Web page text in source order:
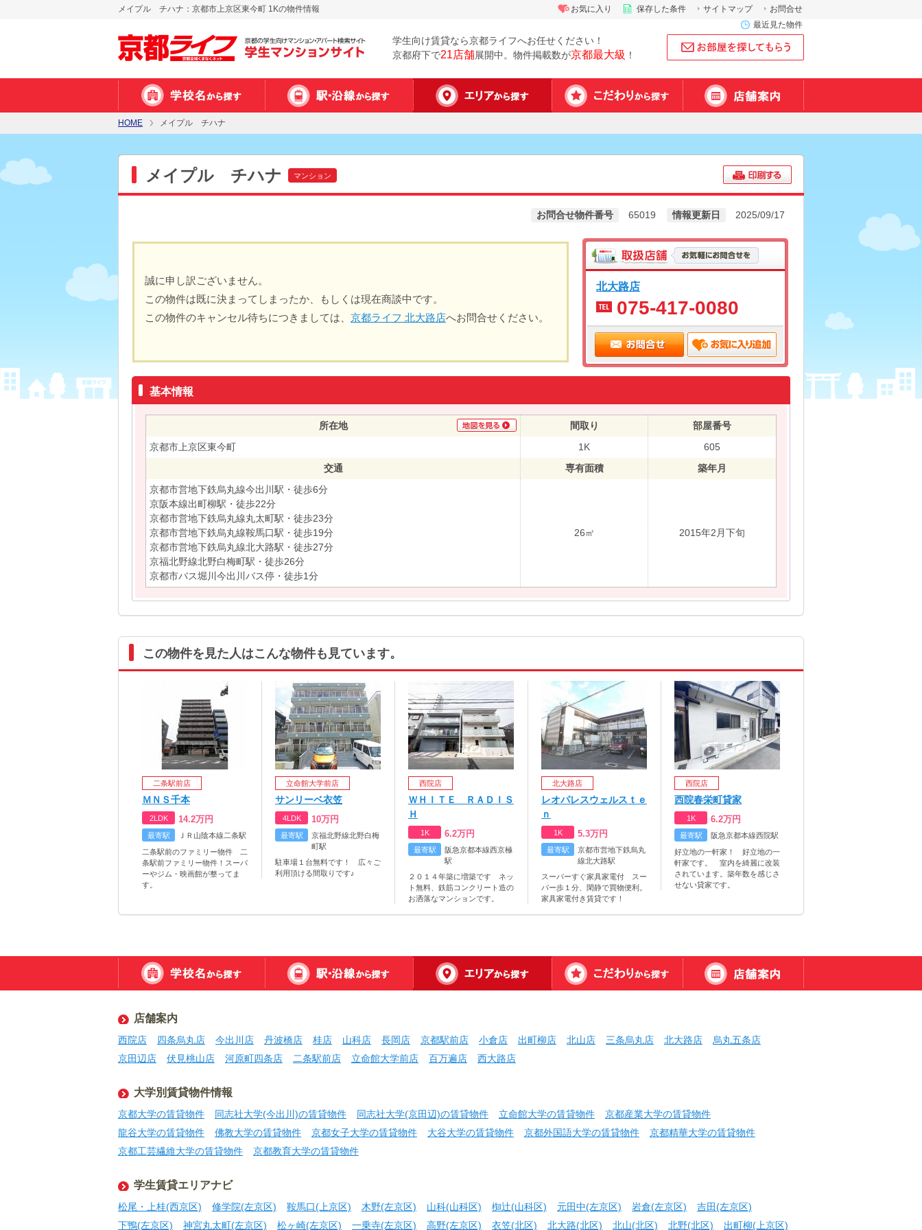
メイプル チハナ：京都市上京区東今町 1Kの物件情報
学生向け賃貸なら京都ライフへお任せください！
京都府下で21店舗展開中。物件掲載数が京都最大級 ！
お問合せ
サイトマップ
保存した条件
お気に入り
最近見た物件
HOME メイプル チハナ
メイプル チハナ マンション
お問合せ物件番号 65019 情報更新日 2025/09/17
誠に申し訳ございません。
この物件は既に決まってしまったか、もしくは現在商談中です。
この物件のキャンセル待ちにつきましては、 京都ライフ 北大路店へお問合せください。
北大路店
075-417-0080
基本情報
所在地 間取り
部屋番号
京都市上京区東今町
1K
605
交通
専有面積
築年月
京都市営地下鉄烏丸線今出川駅・徒歩6分
京阪本線出町柳駅・徒歩22分
京都市営地下鉄烏丸線丸太町駅・徒歩23分
京都市営地下鉄烏丸線鞍馬口駅・徒歩19分
京都市営地下鉄烏丸線北大路駅・徒歩27分
京福北野線北野白梅町駅・徒歩26分
京都市バス堀川今出川バス停・徒歩1分
26㎡ 2015年2月下旬
この物件を見た人はこんな物件も見ています。
二条駅前店
ＭＮＳ千本
2LDK 14.2万円
最寄駅
ＪＲ山陰本線二条駅
二条駅前のファミリー物件 二
条駅前ファミリー物件！スーパ
ーやジム・映画館が整ってま
す。
立命館大学前店
サンリーベ衣笠
4LDK 10万円
最寄駅
京福北野線北野白梅
町駅
駐車場１台無料です！ 広々ご
利用頂ける間取りです♪
西院店
ＷＨＩＴＥ ＲＡＤＩＳ
Ｈ
1K 6.2万円
最寄駅
阪急京都本線西京極
駅
２０１４年築に増築です ネッ
ト無料、鉄筋コンクリート造の
お洒落なマンションです。
北大路店
レオパレスウェルスｔｅ
ｎ
1K 5.3万円
最寄駅
京都市営地下鉄烏丸
線北大路駅
スーパーすぐ家具家電付 スー
パー歩１分、閑静で買物便利。
家具家電付き賃貸です！
西院店
西院春栄町貸家
1K 6.2万円
最寄駅
阪急京都本線西院駅
好立地の一軒家！ 好立地の一
軒家です。 室内を綺麗に改装
されています。築年数を感じさ
せない貸家です。
店舗案内
西院店 四条烏丸店 今出川店 丹波橋店 桂店 山科店 長岡店 京都駅前店 小倉店 出町柳店 北山店 三条烏丸店 北大路店
烏丸五条店
京田辺店
伏見桃山店 河原町四条店 二条駅前店 立命館大学前店 百万遍店 西大路店
大学別賃貸物件情報
京都大学の賃貸物件 同志社大学(今出川)の賃貸物件 同志社大学(京田辺)の賃貸物件 立命館大学の賃貸物件
京都産業大学の賃貸物件
龍谷大学の賃貸物件
佛教大学の賃貸物件 京都女子大学の賃貸物件 大谷大学の賃貸物件 京都外国語大学の賃貸物件
京都精華大学の賃貸物件
京都工芸繊維大学の賃貸物件
京都教育大学の賃貸物件
学生賃貸エリアナビ
松尾・上桂(西京区) 修学院(左京区) 鞍馬口(上京区) 木野(左京区) 山科(山科区) 椥辻(山科区) 元田中(左京区) 岩倉(左京区)
吉田(左京区)
下鴨(左京区)
神宮丸太町(左京区) 松ヶ崎(左京区) 一乗寺(左京区) 高野(左京区) 衣笠(北区) 北大路(北区) 北山(北区) 北野(北区) 出町柳(上京区)